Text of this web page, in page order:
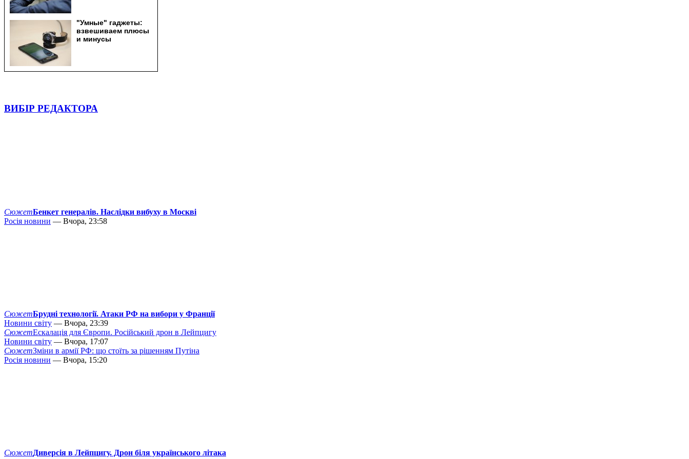
ВИБІР РЕДАКТОРА
СюжетБенкет генералів. Наслідки вибуху в Москві
Росія новини — Вчора, 23:58
СюжетБрудні технології. Атаки РФ на вибори у Франції
Новини світу — Вчора, 23:39
СюжетЕскалація для Європи. Російський дрон в Лейпцигу
Новини світу — Вчора, 17:07
СюжетЗміни в армії РФ: що стоїть за рішенням Путіна
Росія новини — Вчора, 15:20
СюжетДиверсія в Лейпцигу. Дрон біля українського літака